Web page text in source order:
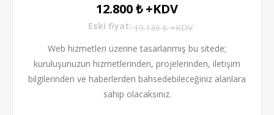
12.800 ₺ +KDV
Eski fiyat: 19.136 ₺ +KDV
Web hizmetleri üzerine tasarlanmış bu sitede;
kuruluşunuzun hizmetlerinden, projelerinden, iletişim
bilgilerinden ve haberlerden bahsedebileceğiniz alanlara
sahip olacaksınız.